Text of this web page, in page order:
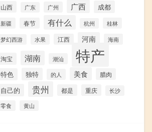
山西 广东 广州 广西 成都
新疆 春节 有什么 杭州 桂林
梦幻西游 水果 江西 河南 海南
淘宝 湖南 潮汕 特产
特色 独特 的人 美食 腊肉
自己的 贵州 都是 重庆
长沙
零食
黄山